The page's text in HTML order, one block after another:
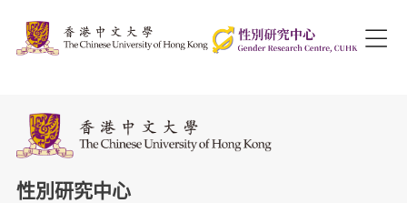
性別研究中心